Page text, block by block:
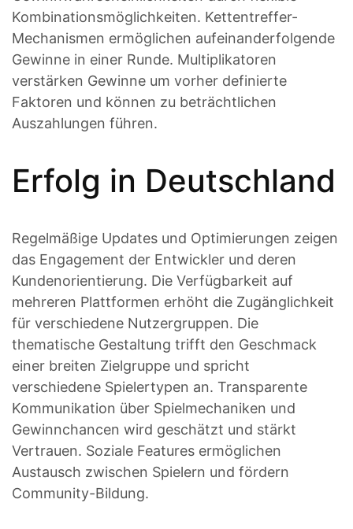
Kombinationsmöglichkeiten. Kettentreffer-
Mechanismen ermöglichen aufeinanderfolgende
Gewinne in einer Runde. Multiplikatoren
verstärken Gewinne um vorher definierte
Faktoren und können zu beträchtlichen
Auszahlungen führen.
Erfolg in Deutschland
Regelmäßige Updates und Optimierungen zeigen
das Engagement der Entwickler und deren
Kundenorientierung. Die Verfügbarkeit auf
mehreren Plattformen erhöht die Zugänglichkeit
für verschiedene Nutzergruppen. Die
thematische Gestaltung trifft den Geschmack
einer breiten Zielgruppe und spricht
verschiedene Spielertypen an. Transparente
Kommunikation über Spielmechaniken und
Gewinnchancen wird geschätzt und stärkt
Vertrauen. Soziale Features ermöglichen
Austausch zwischen Spielern und fördern
Community-Bildung.